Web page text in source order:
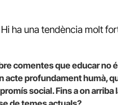
Hi ha una tendència molt
comentes que educar no
acte profundament humà,
social. Fins a on